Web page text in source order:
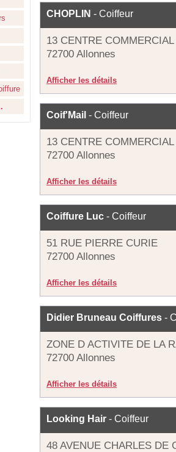
CHOPLIN - Coiffeur
13 CENTRE
72700 Allonnes
Afficher les détails
Coif'Mail - Coiffeur
13 CENTRE
72700 Allonnes
Afficher les détails
Coiffure Luc - Coiffeur
51 RUE PIERRE CURIE
72700 Allonnes
Afficher les détails
Didier Bruneau Coiffures -
ZONE D ACTIVITE DE LA
72700 Allonnes
Afficher les détails
Looking Hair - Coiffeur
48 AVENUE CHARLES DE